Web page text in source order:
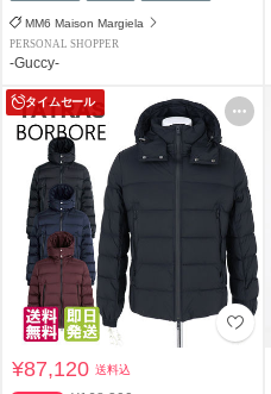
MM6 Maison Margiela
PERSONAL SHOPPER
-Guccy-
タイムセール
¥87,120送料込